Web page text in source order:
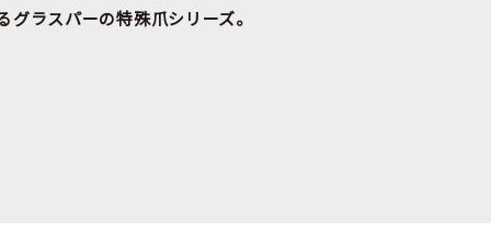
ラスパーの特殊爪シリーズ。